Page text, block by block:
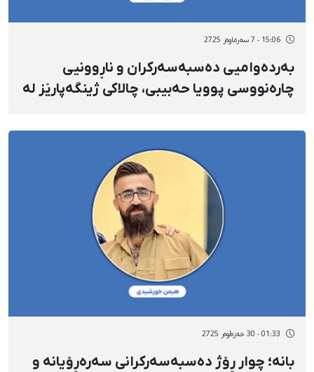
15:06 - 7 سەرماوەز 2725
بەردەوامیی دەسبەسەرکران و ناڕوونیی
چارەنووسی پوویا حەبیبی، چالاکی ژینگەپارێز لە
01:33 - 30 خەزەڵوەر 2725
بانە؛ چوار ڕۆژ دەسبەسەرکرانی سەرەڕۆیانە و